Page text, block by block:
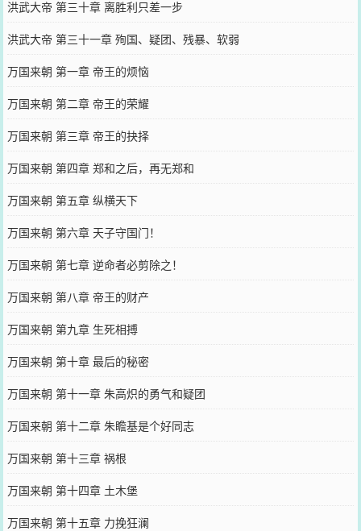
洪武大帝 第三十章 离胜利只差一步
洪武大帝 第三十一章 殉国、疑团、残暴、软弱
万国来朝 第一章 帝王的烦恼
万国来朝 第二章 帝王的荣耀
万国来朝 第三章 帝王的抉择
万国来朝 第四章 郑和之后，再无郑和
万国来朝 第五章 纵横天下
万国来朝 第六章 天子守国门！
万国来朝 第七章 逆命者必剪除之！
万国来朝 第八章 帝王的财产
万国来朝 第九章 生死相搏
万国来朝 第十章 最后的秘密
万国来朝 第十一章 朱高炽的勇气和疑团
万国来朝 第十二章 朱瞻基是个好同志
万国来朝 第十三章 祸根
万国来朝 第十四章 土木堡
万国来朝 第十五章 力挽狂澜